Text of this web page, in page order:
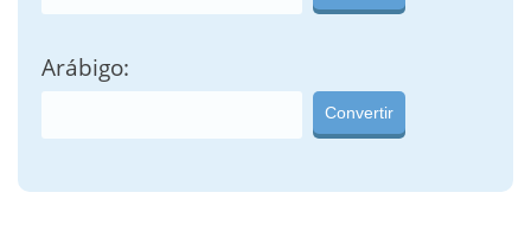
Arábigo:
Convertir